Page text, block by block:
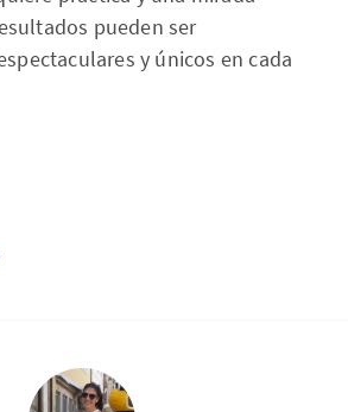
pueden ser
y únicos en cada